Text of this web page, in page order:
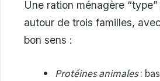
Une ration ménagère “type”
autour de trois familles,
bon sens :
Protéines animales: